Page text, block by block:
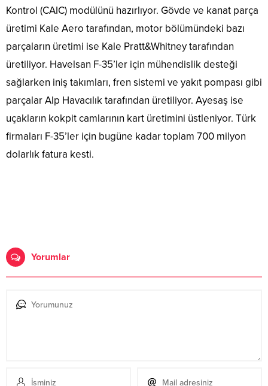
Kontrol (CAIC) modülünü hazırlıyor. Gövde ve kanat parça
üretimi Kale Aero tarafından, motor bölümündeki bazı
parçaların üretimi ise Kale Pratt&Whitney tarafından
üretiliyor. Havelsan F-35’ler için mühendislik desteği
sağlarken iniş takımları, fren sistemi ve yakıt pompası gibi
parçalar Alp Havacılık tarafından üretiliyor. Ayesaş ise
uçakların kokpit camlarının kart üretimini üstleniyor. Türk
firmaları F-35’ler için bugüne kadar toplam 700 milyon
dolarlık fatura kesti.
Yorumlar